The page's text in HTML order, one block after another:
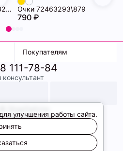
Очки фотохромные 72463294\718 Очки 72463293\879
790 ₽
Покупателям
Доставка
Условия оплаты
Образы
111-78-84
консультант
cookie
улучшения работы сайта.